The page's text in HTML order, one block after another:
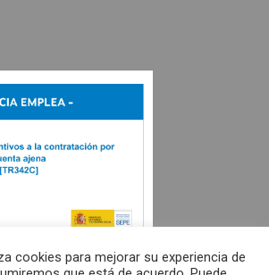
cookies para mejorar su experiencia de